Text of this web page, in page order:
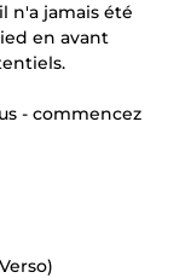
n'a jamais été
en avant
- commencez